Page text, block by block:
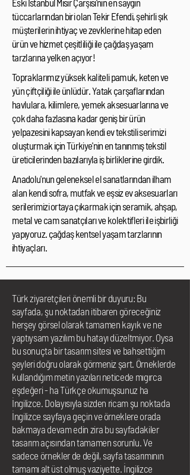
Eski İstanbul Mısır Çarşısı'nın en saygın
tüccarlarından biri olan Tekir Efendi, şehirli şık
müşterilerin ihtiyaç ve zevklerine hitap eden
ürün ve hizmet çeşitliliği ile çağdaş yaşam
tarzlarına yelken açıyor!
Topraklarımız yüksek kaliteli pamuk, keten ve
yün çiftçiliği ile ünlüdür. Yatak çarşaflarından
havlulara, kilimlere, yemek aksesuarlarına ve
çok daha fazlasına kadar geniş bir ürün
yelpazesini kapsayan kendi ev tekstili serimizi
oluşturmak için Türkiye'nin en tanınmış tekstil
üreticilerinden bazılarıyla iş birliklerine girdik.
Anadolu'nun geleneksel el sanatlarından ilham
alan kendi sofra, mutfak ve eşsiz ev aksesuarları
serilerimizi ortaya çıkarmak için seramik, ahşap,
metal ve cam sanatçıları ve kolektifleri ile işbirliği
yapıyoruz. çağdaş kentsel yaşam tarzlarının
ihtiyaçları.
Türk ziyaretçileri önemli bir duyuru: Bu
sayfada, şu noktadan itibaren göreceğiniz
herşey görsel olarak tamamen kayık ve ne
yaptıysam yazılım bu hatayı düzeltmiyor. Oysa
bu sonuçta bir tasarım sitesi ve bahsettiğim
şeyleri doğru olarak görmeniz şart. Örneklerde
kullandığım metin yazıları neticede mıgırca
eşdeğeri - ha Türkçe okumuşsunuz ha
İngilizce. Dolayısıyla sizden ricam şu noktada
İngilizce sayfaya geçin ve örneklere orada
bakmaya devam edin zira bu sayfadakiler
tasarım açısından tamamen sorunlu. Ve
sadece örnekler de değil, sayfa tasarımının
tamamı alt üst olmuş vaziyette. İngilizce